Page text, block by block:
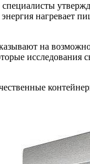
на